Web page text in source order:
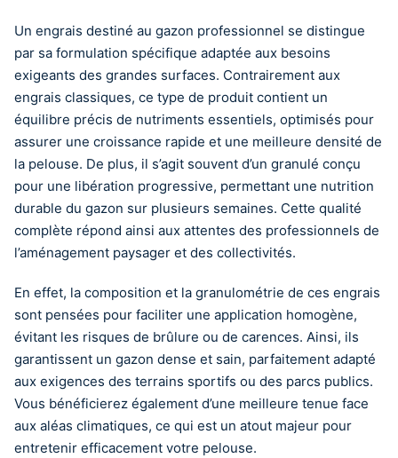
Un engrais destiné au gazon professionnel se distingue
par sa formulation spécifique adaptée aux besoins
exigeants des grandes surfaces. Contrairement aux
engrais classiques, ce type de produit contient un
équilibre précis de nutriments essentiels, optimisés pour
assurer une croissance rapide et une meilleure densité de
la pelouse. De plus, il s’agit souvent d’un granulé conçu
pour une libération progressive, permettant une nutrition
durable du gazon sur plusieurs semaines. Cette qualité
complète répond ainsi aux attentes des professionnels de
l’aménagement paysager et des collectivités.
En effet, la composition et la granulométrie de ces engrais
sont pensées pour faciliter une application homogène,
évitant les risques de brûlure ou de carences. Ainsi, ils
garantissent un gazon dense et sain, parfaitement adapté
aux exigences des terrains sportifs ou des parcs publics.
Vous bénéficierez également d’une meilleure tenue face
aux aléas climatiques, ce qui est un atout majeur pour
entretenir efficacement votre pelouse.